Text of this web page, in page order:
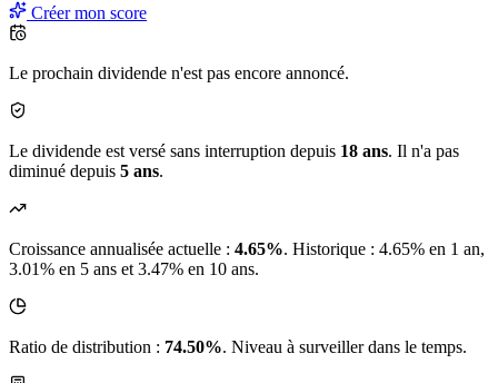
Créer mon score
Le prochain dividende n'est pas encore annoncé.
Le dividende est versé sans interruption depuis 18 ans. Il n'a pas
diminué depuis 5 ans.
Croissance annualisée actuelle : 4.65%. Historique : 4.65% en 1 an,
3.01% en 5 ans et 3.47% en 10 ans.
Ratio de distribution : 74.50%. Niveau à surveiller dans le temps.